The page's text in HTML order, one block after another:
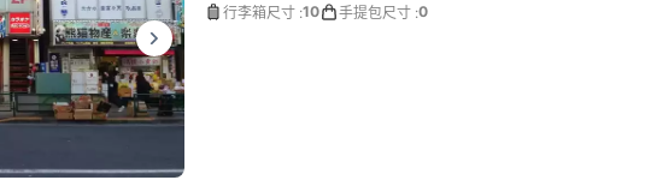
行李箱尺寸 :10 手提包尺寸 :0